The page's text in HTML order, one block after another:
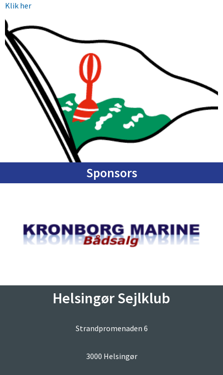
Klik her
Sponsors
Helsingør Sejlklub
Strandpromenaden 6
3000 Helsingør